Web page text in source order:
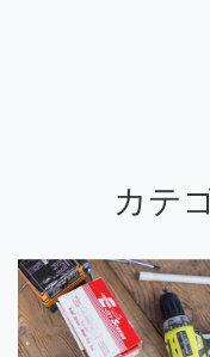
カテ